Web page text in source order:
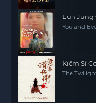
Eun Jung
You and
Kiếm Sĩ
The